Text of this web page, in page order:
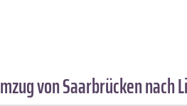
von Saarbrücken nach